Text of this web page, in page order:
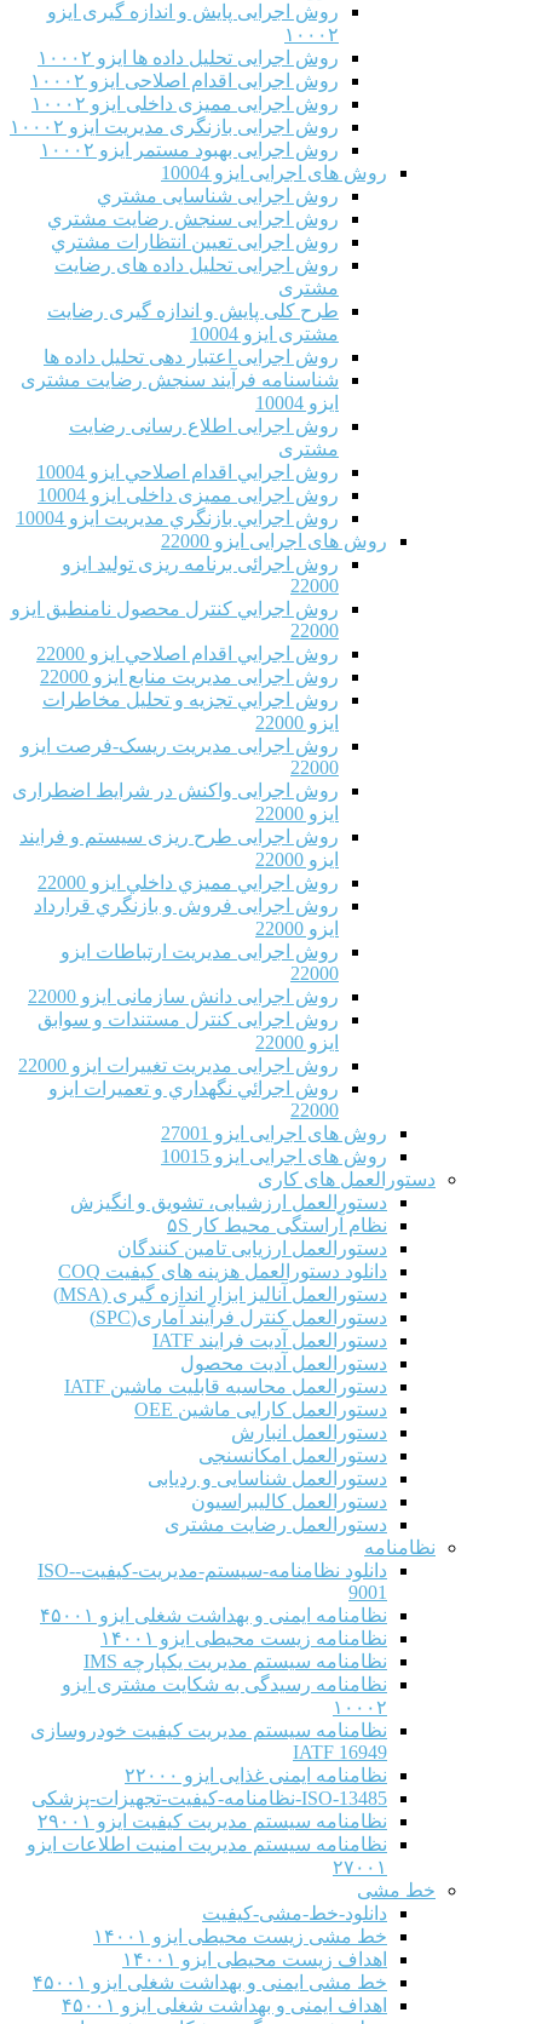
روش اجرایی پایش و اندازه گیری ایزو
۱۰۰۰۲
روش اجرایی تحلیل داده ها ایزو ۱۰۰۰۲
روش اجرایی اقدام اصلاحی ایزو ۱۰۰۰۲
روش اجرایی ممیزی داخلی ایزو ۱۰۰۰۲
روش اجرایی بازنگری مدیریت ایزو ۱۰۰۰۲
روش اجرایی بهبود مستمر ایزو ۱۰۰۰۲
روش های اجرایی ایزو 10004
روش اجرایی شناسایی مشتري
روش اجرایی سنجش رضایت مشتري
روش اجرایی تعیین انتظارات مشتري
روش اجرایی تحلیل داده های رضایت
مشتری
طرح کلی پایش و اندازه گیری رضایت
مشتری ایزو 10004
روش اجرایی اعتبار دهی تحلیل داده ها
شناسنامه فرآیند سنجش رضایت مشتری
ایزو 10004
روش اجرایی اطلاع رسانی رضایت
مشتری
روش اجرايي اقدام اصلاحي ایزو 10004
روش اجرایی ممیزی داخلی ایزو 10004
روش اجرايي بازنگري مديريت ایزو 10004
روش های اجرایی ایزو 22000
روش اجرائی برنامه ريزی توليد ایزو
22000
روش اجرايي كنترل محصول نامنطبق ایزو
22000
روش اجرايي اقدام اصلاحي ایزو 22000
روش اجرایی مدیریت منابع ایزو 22000
روش اجرايي تجزیه و تحلیل مخاطرات
ایزو 22000
روش اجرایی مدیریت ریسک-فرصت ایزو
22000
روش اجرایی واکنش در شرایط اضطراری
ایزو 22000
روش اجرایی طرح ریزی سیستم و فرایند
ایزو 22000
روش اجرايي مميزي داخلي ایزو 22000
روش اجرایی فروش و بازنگري قرارداد
ایزو 22000
روش اجرایی مدیریت ارتباطات ایزو
22000
روش اجرایی دانش سازمانی ایزو 22000
روش اجرایی کنترل مستندات و سوابق
ایزو 22000
روش اجرایی مدیریت تغییرات ایزو 22000
روش اجرائي نگهداري و تعميرات ایزو
22000
روش های اجرایی ایزو 27001
روش های اجرایی ایزو 10015
دستورالعمل های کاری
دستورالعمل ارزشیابی، تشویق و انگیزش
نظام آراستگی محیط کار ۵S
دستورالعمل ارزیابی تامین کنندگان
دانلود دستورالعمل هزینه های کیفیت COQ
دستورالعمل آنالیز ابزار اندازه گیری (MSA)
دستورالعمل کنترل فرآیند آماری(SPC)
دستورالعمل آدیت فرایند IATF
دستورالعمل آدیت محصول
دستورالعمل محاسبه قابلیت ماشین IATF
دستورالعمل کارایی ماشین OEE
دستورالعمل انبارش
دستورالعمل امکانسنجی
دستورالعمل شناسایی و ردیابی
دستورالعمل کالیبراسیون
دستورالعمل رضایت مشتری
نظامنامه
دانلود نظامنامه-سیستم-مدیریت-کیفیت-ISO-
9001
نظامنامه ایمنی و بهداشت شغلی ایزو ۴۵۰۰۱
نظامنامه زیست محیطی ایزو ۱۴۰۰۱
نظامنامه سیستم مدیریت یکپارچه IMS
نظامنامه رسیدگی به شکایت مشتری ایزو
۱۰۰۰۲
نظامنامه سیستم مدیریت کیفیت خودروسازی
IATF 16949
نظامنامه ایمنی غذایی ایزو ۲۲۰۰۰
ISO-13485-نظامنامه-کیفیت-تجهیزات-پزشکی
نظامنامه سیستم مدیریت کیفیت ایزو ۲۹۰۰۱
نظامنامه سیستم مدیریت امنیت اطلاعات ایزو
۲۷۰۰۱
خط مشی
دانلود-خط-مشی-کیفیت
خط مشی زیست محیطی ایزو ۱۴۰۰۱
اهداف زیست محیطی ایزو ۱۴۰۰۱
خط مشی ایمنی و بهداشت شغلی ایزو ۴۵۰۰۱
اهداف ایمنی و بهداشت شغلی ایزو ۴۵۰۰۱